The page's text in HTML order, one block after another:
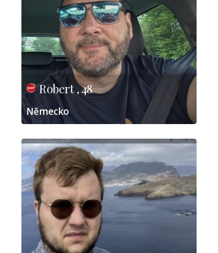
Robert , 48
Německo